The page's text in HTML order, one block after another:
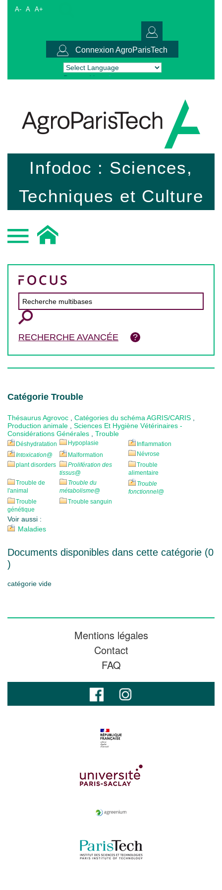
A- A A+
Connexion AgroParisTech
Powered by Translate
Infodoc : Sciences,
Techniques et Culture
RECHERCHE AVANCÉE
Catégorie Trouble
Thésaurus Agrovoc Catégories du schéma AGRIS/CARIS
Production animale
Sciences Et Hygiène Vétérinaires -
Considérations Générales
Trouble
Déshydratation Hypoplasie
Inflammation
Intoxication@ Malformation
Névrose
plant disorders
Prolifération des
tissus@
Trouble
alimentaire
Trouble de
l'animal
Trouble du
métabolisme@
Trouble
fonctionnel@
Trouble
génétique
Trouble sanguin
Voir aussi :
Maladies
Documents disponibles dans cette catégorie (0
)
catégorie vide
Mentions légales
Contact
FAQ